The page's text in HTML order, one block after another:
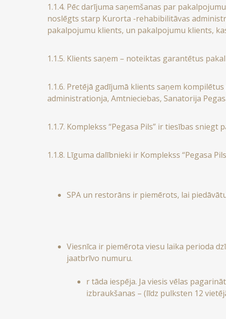
1.1.4. Pēc darījuma saņemšanas par
noslēgts starp Kurorta -rehabibilitāvas
pakalpojumu klients, un pakalpojumu klients,
1.1.5. Klients saņem – noteiktas garantētus
1.1.6. Pretējā gadījumā klients saņem
administrationja, Amtnieciebas, Sanatorija
1.1.7. Komplekss “Pegasa Pils” ir tiesības
1.1.8. Līguma dalībnieki ir Komplekss “Pegasa
SPA un restorāns ir piemērots, lai
Viesnīca ir piemērota viesu laika perioda
jaatbrīvo numuru.
r tāda iespēja. Ja viesis vēlas
izbraukšanas – (līdz pulksten 12